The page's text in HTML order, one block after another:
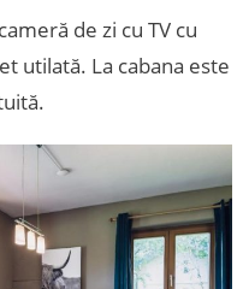
de zi cu TV cu
utilată. La cabana este